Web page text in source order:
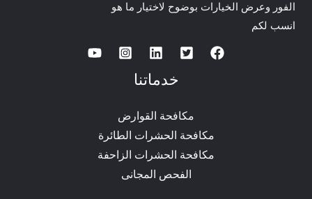
الفور وعرض الخيارات بوضوح لاختيار ما هو
انسب لكم
خدماتنا
مكافحة القوارض
مكافحة الحشرات الطائرة
مكافحة الحشرات الزاحفة
الفحص المجانى